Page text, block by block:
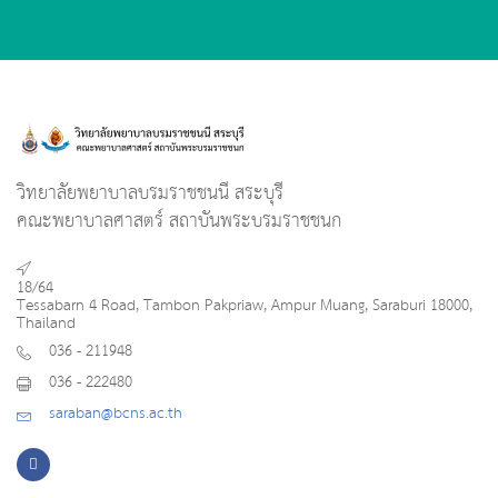
วิทยาลัยพยาบาลบรมราชชนนี สระบุรี
คณะพยาบาลศาสตร์ สถาบันพระบรมราชชนก
18/64
Tessabarn 4 Road, Tambon Pakpriaw, Ampur Muang, Saraburi 18000,
Thailand
036 - 211948
036 - 222480
saraban@bcns.ac.th